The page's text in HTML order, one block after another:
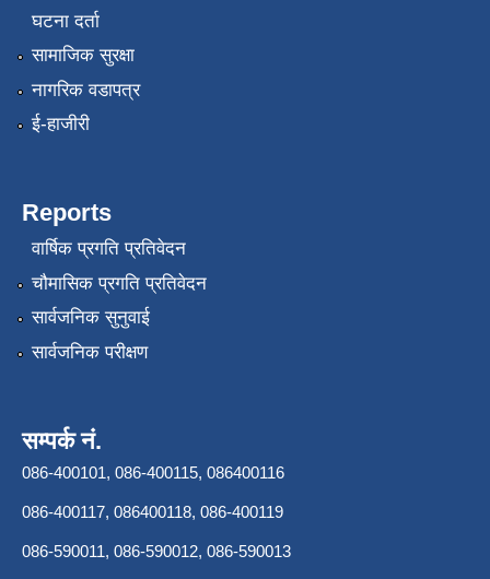
घटना दर्ता
सामाजिक सुरक्षा
नागरिक वडापत्र
ई-हाजीरी
Reports
वार्षिक प्रगति प्रतिवेदन
चौमासिक प्रगति प्रतिवेदन
सार्वजनिक सुनुवाई
सार्वजनिक परीक्षण
सम्पर्क नं.
086-400101, 086-400115, 086400116
086-400117, 086400118, 086-400119
086-590011, 086-590012, 086-590013